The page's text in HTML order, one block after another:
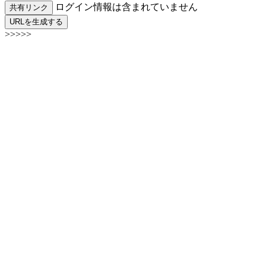
共有リンク ログイン情報は含まれていません
URLを生成する
>>>>>